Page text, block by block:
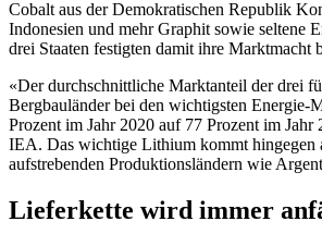
Cobalt aus der Demokratischen Republik
Indonesien und mehr Graphit sowie seltene
drei Staaten festigten damit ihre Marktmacht
«Der durchschnittliche Marktanteil der drei
Bergbauländer bei den wichtigsten Energie-
Prozent im Jahr 2020 auf 77 Prozent im Jahr
IEA. Das wichtige Lithium kommt hingegen
aufstrebenden Produktionsländern wie
Lieferkette wird immer